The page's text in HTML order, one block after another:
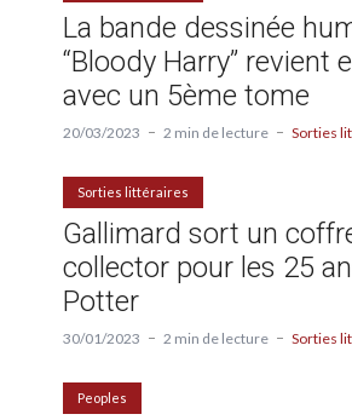
La bande dessinée
“Bloody Harry” revient
avec un 5ème tome
20/03/2023 2 min de lecture Sorties
Sorties littéraires
Gallimard sort un
collector pour les 25
Potter
30/01/2023 2 min de lecture Sorties
Peoples